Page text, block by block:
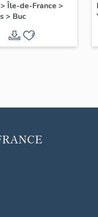
de la mairie
> Île-de-France >
> Buc